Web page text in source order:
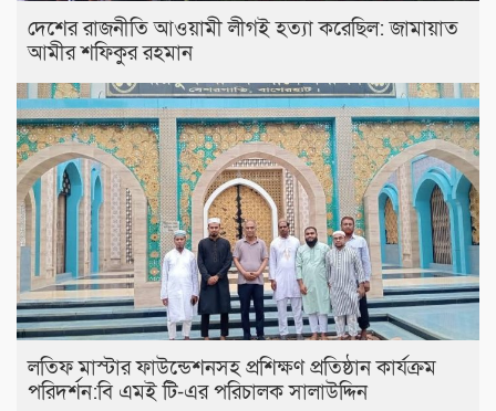
দেশের রাজনীতি আওয়ামী লীগই হত্যা করেছিল: জামায়াত
আমীর শফিকুর রহমান
লতিফ মাস্টার ফাউন্ডেশনসহ প্রশিক্ষণ প্রতিষ্ঠান কার্যক্রম
পরিদর্শন:বি এমই টি-এর পরিচালক সালাউদ্দিন